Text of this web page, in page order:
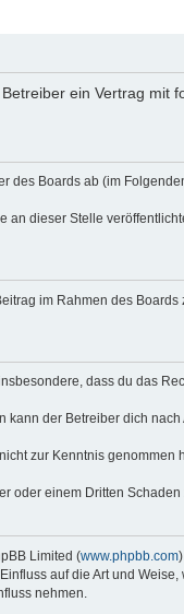
ein Vertrag mit
des Boards ab (im
an dieser Stelle
im Rahmen des Boards
dass du das
kann der Betreiber dich
zur Kenntnis genommen
oder einem Dritten
Limited (www.phpbb.com
auf die Art und Weise,
nehmen.